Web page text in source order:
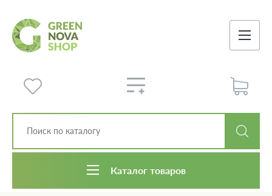
Каталог товаров